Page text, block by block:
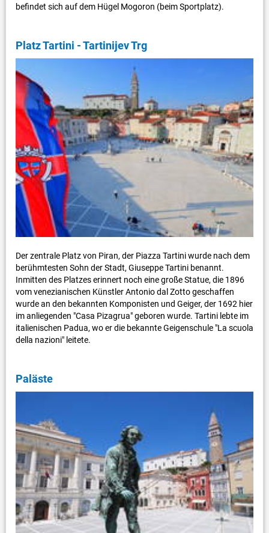
befindet sich auf dem Hügel Mogoron (beim Sportplatz).
Platz Tartini - Tartinijev Trg
Der zentrale Platz von Piran, der Piazza Tartini wurde nach dem
berühmtesten Sohn der Stadt, Giuseppe Tartini benannt.
Inmitten des Platzes erinnert noch eine große Statue, die 1896
vom venezianischen Künstler Antonio dal Zotto geschaffen
wurde an den bekannten Komponisten und Geiger, der 1692 hier
im anliegenden "Casa Pizagrua" geboren wurde. Tartini lebte im
italienischen Padua, wo er die bekannte Geigenschule "La scuola
della nazioni" leitete.
Paläste